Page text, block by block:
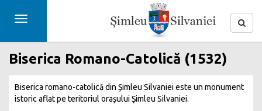
Toggle
Biserica Romano-Catolică (1532)
Biserica romano-catolică din Șimleu Silvaniei este un monument
istoric aflat pe teritoriul orașului Șimleu Silvaniei.